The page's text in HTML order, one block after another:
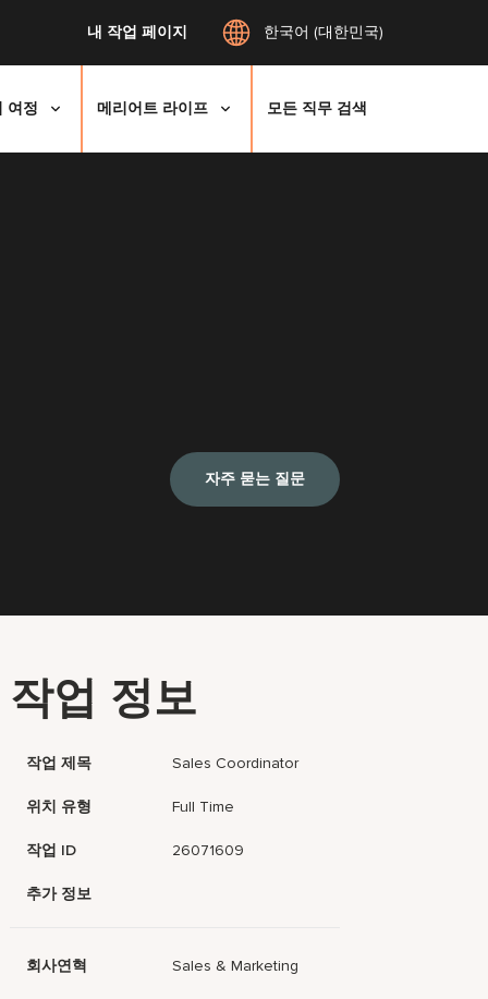
내 작업 페이지 한국어 (대한민국)
여정 메리어트 라이프 모든 직무 검색
자주 묻는 질문
작업 정보
작업 제목 Sales Coordinator
위치 유형 Full Time
작업 ID 26071609
추가 정보
회사연혁 Sales & Marketing